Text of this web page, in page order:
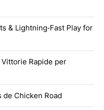
& Lightning‑Fast Play for
Vittorie Rapide per
Chicken Road